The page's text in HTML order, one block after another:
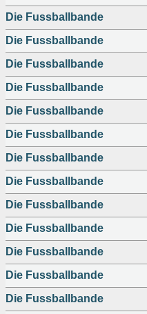
Die Fussballbande
Die Fussballbande
Die Fussballbande
Die Fussballbande
Die Fussballbande
Die Fussballbande
Die Fussballbande
Die Fussballbande
Die Fussballbande
Die Fussballbande
Die Fussballbande
Die Fussballbande
Die Fussballbande